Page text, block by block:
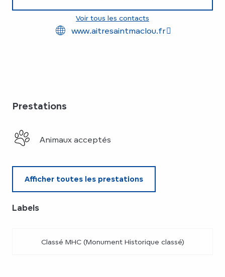
Voir tous les contacts
www.aitresaintmaclou.fr
Prestations
Animaux acceptés
Afficher toutes les prestations
Labels
Labels
Classé MHC (Monument Historique classé)